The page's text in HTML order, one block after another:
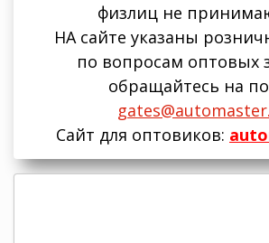
физлиц не
НА сайте указаны
по вопросам оптовых
обращайтесь на
Сайт для оптовиков: